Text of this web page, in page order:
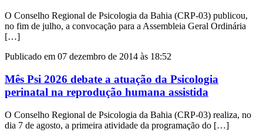
O Conselho Regional de Psicologia da Bahia (CRP-03) publicou,
no fim de julho, a convocação para a Assembleia Geral Ordinária
[…]
Publicado em 07 dezembro de 2014 às 18:52
Mês Psi 2026 debate a atuação da Psicologia
perinatal na reprodução humana assistida
O Conselho Regional de Psicologia da Bahia (CRP-03) realiza, no
dia 7 de agosto, a primeira atividade da programação do […]